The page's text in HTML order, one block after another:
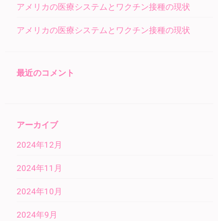
アメリカの医療システムとワクチン接種の現状
アメリカの医療システムとワクチン接種の現状
最近のコメント
アーカイブ
2024年12月
2024年11月
2024年10月
2024年9月